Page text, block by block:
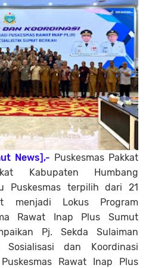
News],- Puskesmas Pakkat
Kabupaten Humbang
Puskesmas terpilih dari 21
menjadi Lokus Program
Rawat Inap Plus Sumut
Pj. Sekda Sulaiman
dan Koordinasi
Rawat Inap Plus